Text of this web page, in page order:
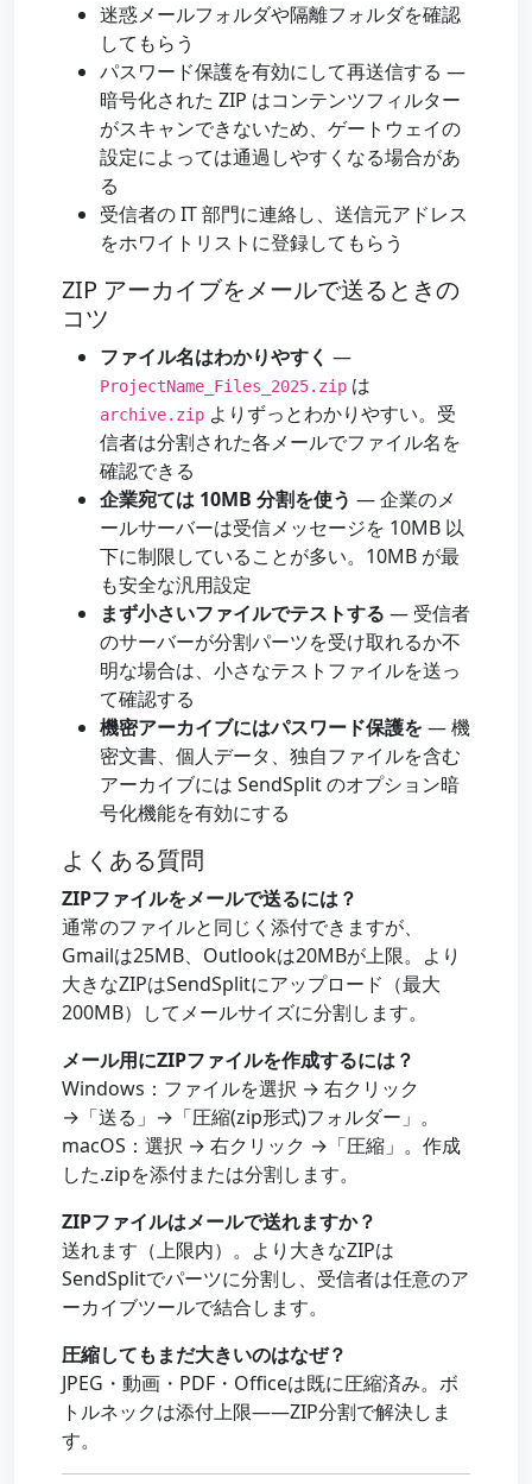
迷惑メールフォルダや隔離フォルダを確認
してもらう
パスワード保護を有効にして再送信する —
暗号化された ZIP はコンテンツフィルター
がスキャンできないため、ゲートウェイの
設定によっては通過しやすくなる場合があ
る
受信者の IT 部門に連絡し、送信元アドレス
をホワイトリストに登録してもらう
ZIP アーカイブをメールで送るときの
コツ
ファイル名はわかりやすく —
ProjectName_Files_2025.zip は
archive.zip よりずっとわかりやすい。受
信者は分割された各メールでファイル名を
確認できる
企業宛ては 10MB 分割を使う — 企業のメ
ールサーバーは受信メッセージを 10MB 以
下に制限していることが多い。10MB が最
も安全な汎用設定
まず小さいファイルでテストする — 受信者
のサーバーが分割パーツを受け取れるか不
明な場合は、小さなテストファイルを送っ
て確認する
機密アーカイブにはパスワード保護を— 機
密文書、個人データ、独自ファイルを含む
アーカイブには SendSplit のオプション暗
号化機能を有効にする
よくある質問
ZIPファイルをメールで送るには？
通常のファイルと同じく添付できますが、
Gmailは25MB、Outlookは20MBが上限。より
大きなZIPはSendSplitにアップロード（最大
200MB）してメールサイズに分割します。
メール用にZIPファイルを作成するには？
Windows：ファイルを選択 → 右クリック
→「送る」→「圧縮(zip形式)フォルダー」。
macOS：選択 → 右クリック →「圧縮」。作成
した.zipを添付または分割します。
ZIPファイルはメールで送れますか？
送れます（上限内）。より大きなZIPは
SendSplitでパーツに分割し、受信者は任意のア
ーカイブツールで結合します。
圧縮してもまだ大きいのはなぜ？
JPEG・動画・PDF・Officeは既に圧縮済み。ボ
トルネックは添付上限——ZIP分割で解決しま
す。